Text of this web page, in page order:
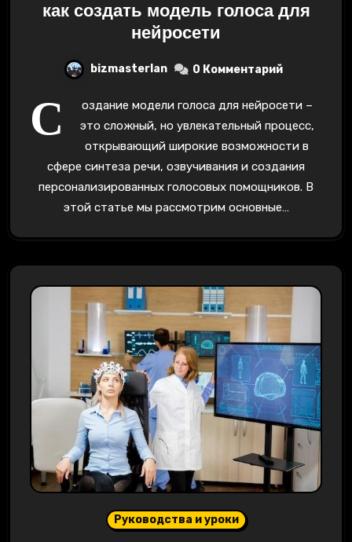
как создать модель голоса для
нейросети
bizmasterlan 0 Комментарий
С
оздание модели голоса для нейросети –
это сложный, но увлекательный процесс,
открывающий широкие возможности в
сфере синтеза речи, озвучивания и создания
персонализированных голосовых помощников. В
этой статье мы рассмотрим основные…
Руководства и уроки